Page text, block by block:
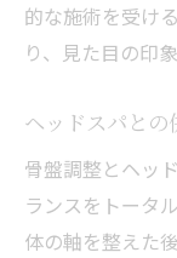
的な施術を受け
り、見た目の印
ヘッドスパとの
骨盤調整とヘッ
ランスをトータ
体の軸を整えた